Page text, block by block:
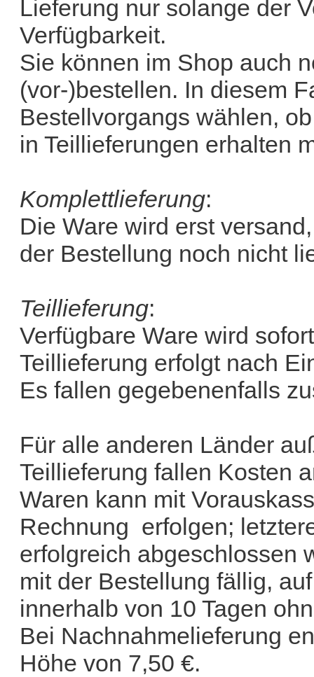
Lieferung nur solange der
Verfügbarkeit.
Sie können im Shop auch
(vor-)bestellen. In diesem
Bestellvorgangs wählen,
in Teillieferungen erhalten
Komplettlieferung:
Die Ware wird erst
der Bestellung noch nicht
Teillieferung:
Verfügbare Ware wird
Teillieferung erfolgt nach
Es fallen gegebenenfalls
Für alle anderen Länder
Teillieferung fallen Kosten
Waren kann mit
Rechnung erfolgen;
erfolgreich abgeschlossen
mit der Bestellung fällig,
innerhalb von 10 Tagen
Bei Nachnahmelieferung
Höhe von 7,50 €.